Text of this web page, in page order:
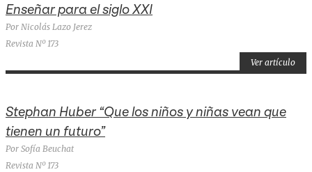
Enseñar para el siglo XXI
Por Nicolás Lazo Jerez
Revista Nº 173
Ver artículo
Stephan Huber “Que los niños y niñas vean que
tienen un futuro”
Por Sofía Beuchat
Revista Nº 173